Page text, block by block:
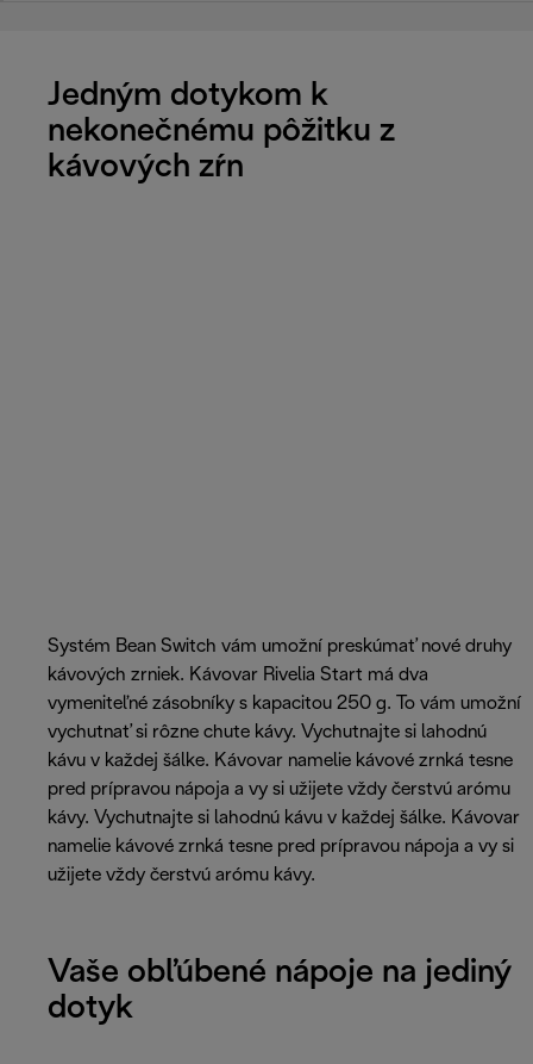
Jedným dotykom k
nekonečnému pôžitku z
kávových zŕn
Systém Bean Switch vám umožní preskúmať nové druhy
kávových zrniek. Kávovar Rivelia Start má dva
vymeniteľné zásobníky s kapacitou 250 g. To vám umožní
vychutnať si rôzne chute kávy. Vychutnajte si lahodnú
kávu v každej šálke. Kávovar namelie kávové zrnká tesne
pred prípravou nápoja a vy si užijete vždy čerstvú arómu
kávy. Vychutnajte si lahodnú kávu v každej šálke. Kávovar
namelie kávové zrnká tesne pred prípravou nápoja a vy si
užijete vždy čerstvú arómu kávy.
Vaše obľúbené nápoje na jediný
dotyk